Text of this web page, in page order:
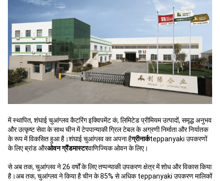
में स्थापित, शंघाई चुआंग्लव कैटरिंग इक्विपमेंट कं, लिमिटेड प्रीमियम उत्पादों, समृद्ध अनुभव
और उत्कृष्ट सेवा के साथ चीन में टेपपान्याकी ग्रिल टेबल के अग्रणी निर्माता और निर्यातक
के रूप में विकसित हुआ है।शंघाई चुआंग्लव का अपना हैग्रीनार्कteppanyaki उपकरणों
के लिए ब्रांड औरओवन ग्रैंडमास्टरवाणिज्यिक ओवन के लिए।
से अब तक, चुआंग्लव ने 26 वर्षों के लिए तप्पन्याकी उपकरण क्षेत्र में शोध और विकास किया
है।अब तक, चुआंग्लव ने किया हैचीन के 85% से अधिक teppanyaki उपकरण मालिकों